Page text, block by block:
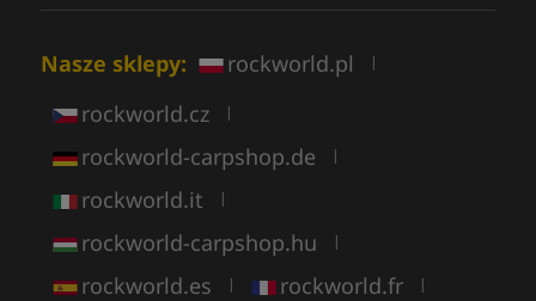
Nasze sklepy: rockworld.pl |
rockworld.cz |
rockworld-carpshop.de |
rockworld.it |
rockworld-carpshop.hu |
rockworld.es | rockworld.fr |